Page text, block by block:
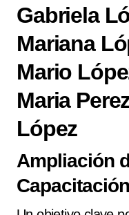
Gabriela
Mariana
Mario
Maria
López
Ampliación